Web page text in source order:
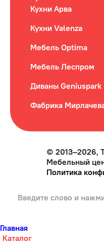
Кухни Арва
Кухни Valenza
Мебель Optima
Мебель Леспром
Диваны Geniuspark
Фабрика
© 2013–2026,
Мебельный
Политика
Главная
Каталог